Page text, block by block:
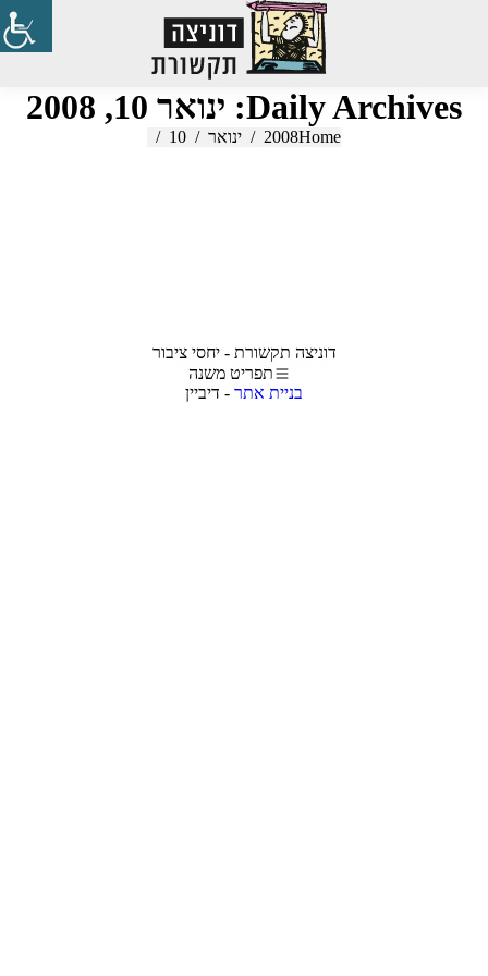
Search:
Daily Archives: ינואר 10, 2008
You are here:
Home
2008 ינואר 10
דוניצה תקשורת - יחסי ציבור
תפריט משנה
בניית אתר - דיביין